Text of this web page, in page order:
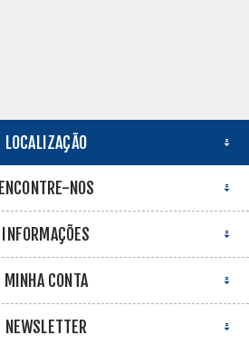
LOCALIZAÇÃO
ENCONTRE-NOS
INFORMAÇÕES
MINHA CONTA
NEWSLETTER